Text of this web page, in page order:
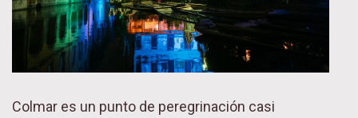
Colmar es un punto de peregrinación casi